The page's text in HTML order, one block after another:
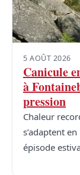
5 AOÛT 2026
Canicule
à
pression
Chaleur
s’adaptent
épisode